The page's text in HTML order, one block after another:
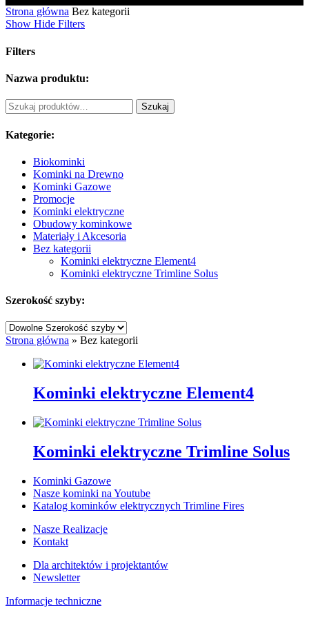
Strona główna Bez kategorii
Show Hide Filters
Filters
Close
Nazwa produktu:
Szukaj: Szukaj
Kategorie:
Biokominki
Kominki na Drewno
Kominki Gazowe
Promocje
Kominki elektryczne
Obudowy kominkowe
Materiały i Akcesoria
Bez kategorii
Kominki elektryczne Element4
Kominki elektryczne Trimline Solus
Szerokość szyby:
Strona główna » Bez kategorii
Kominki elektryczne Element4
Kominki elektryczne Trimline Solus
Kominki Gazowe
Nasze kominki na Youtube
Katalog kominków elektrycznych Trimline Fires
Nasze Realizacje
Kontakt
Dla architektów i projektantów
Newsletter
Informacje techniczne